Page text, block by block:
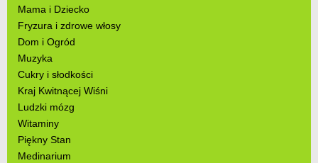
Mama i Dziecko
Fryzura i zdrowe włosy
Dom i Ogród
Muzyka
Cukry i słodkości
Kraj Kwitnącej Wiśni
Ludzki mózg
Witaminy
Piękny Stan
Medinarium